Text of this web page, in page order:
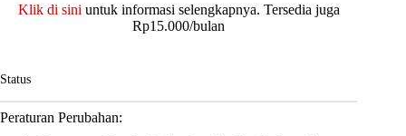
Klik di sini untuk informasi selengkapnya. Tersedia juga
Rp15.000/bulan
Status
Peraturan Perubahan: